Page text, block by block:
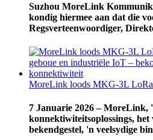
Suzhou MoreLink
kondig hiermee aan dat die
Regsverteenwoordiger,
MoreLink loods MKG-3L
7 Januarie 2026 – MoreLink,
konnektiwiteitsoplossings,
bekendgestel, 'n veelsydige